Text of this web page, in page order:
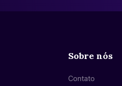
Sobre nós
Contato